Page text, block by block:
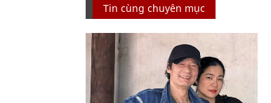
Tin cùng chuyên mục